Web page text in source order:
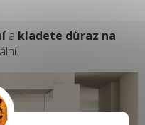
a kladete důraz na